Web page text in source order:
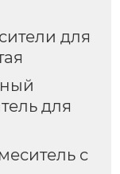
для
для
с